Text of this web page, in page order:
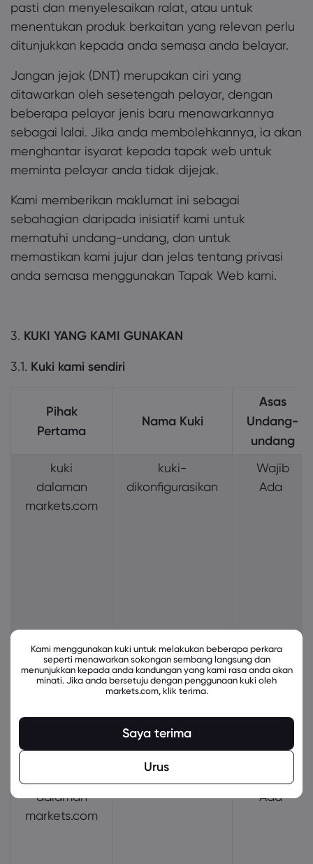
pasti dan menyelesaikan ralat, atau untuk
menentukan produk berkaitan yang relevan perlu
ditunjukkan kepada anda semasa anda belayar.
Jangan jejak (DNT) merupakan ciri yang
ditawarkan oleh sesetengah pelayar, dengan
beberapa pelayar jenis baru menawarkannya
sebagai lalai. Jika anda membolehkannya, ia akan
menghantar isyarat kepada tapak web untuk
meminta pelayar anda tidak dijejak.
Kami memberikan maklumat ini sebagai
sebahagian daripada inisiatif kami untuk
mematuhi undang-undang, dan untuk
memastikan kami jujur dan jelas tentang privasi
anda semasa menggunakan Tapak Web kami.
3. KUKI YANG KAMI GUNAKAN
3.1. Kuki kami sendiri
Pihak
Pertama
Nama Kuki
Asas
Undang-
undang
kuki
dalaman
markets.com
kuki-
dikonfigurasikan
Wajib
Ada
dalaman
markets.com
Ada
Kami menggunakan kuki untuk melakukan beberapa perkara
seperti menawarkan sokongan sembang langsung dan
menunjukkan kepada anda kandungan yang kami rasa anda akan
minati. Jika anda bersetuju dengan penggunaan kuki oleh
markets.com, klik terima.
Saya terima
Urus